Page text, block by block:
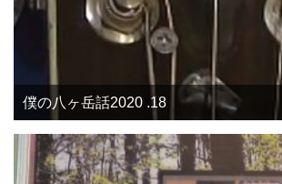
僕の八ヶ岳話2020 .18